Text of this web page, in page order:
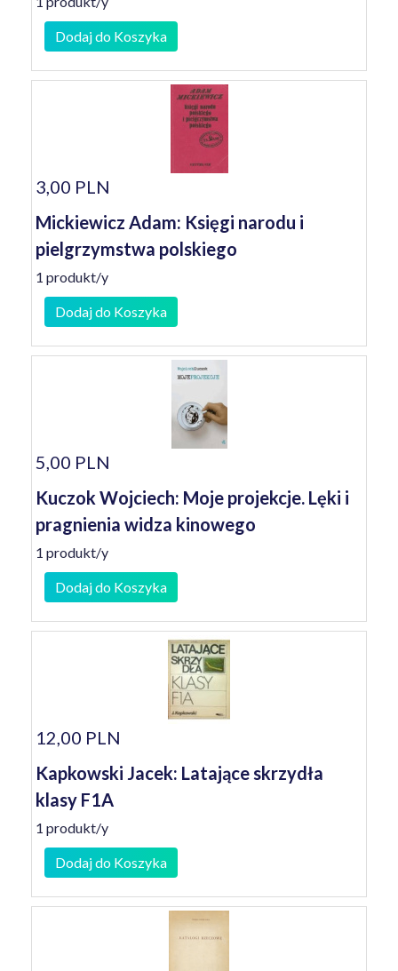
Dodaj do Koszyka
3,00 PLN
Mickiewicz Adam: Księgi narodu i
pielgrzymstwa polskiego
1 produkt/y
Dodaj do Koszyka
5,00 PLN
Kuczok Wojciech: Moje projekcje. Lęki i
pragnienia widza kinowego
1 produkt/y
Dodaj do Koszyka
12,00 PLN
Kapkowski Jacek: Latające skrzydła
klasy F1A
1 produkt/y
Dodaj do Koszyka